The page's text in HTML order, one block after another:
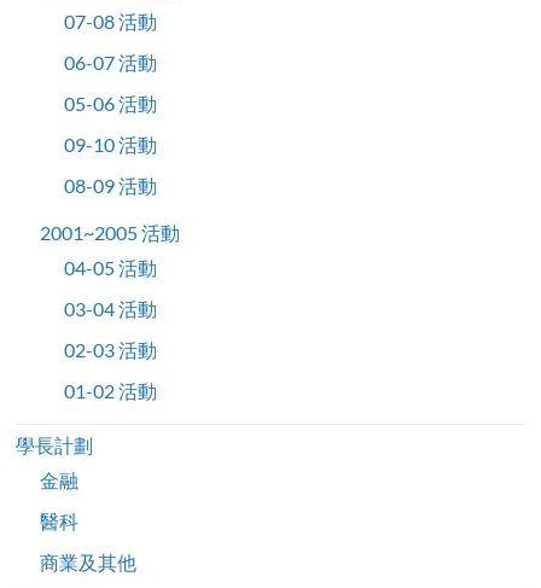
07-08 活動
06-07 活動
05-06 活動
09-10 活動
08-09 活動
2001~2005 活動
04-05 活動
03-04 活動
02-03 活動
01-02 活動
學長計劃
金融
醫科
商業及其他